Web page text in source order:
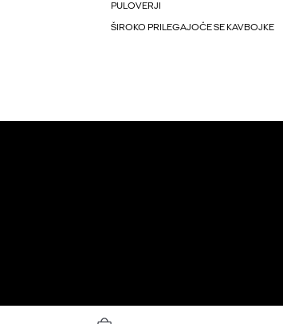
PULOVERJI
ŠIROKO PRILEGAJOČE SE KAVBOJKE